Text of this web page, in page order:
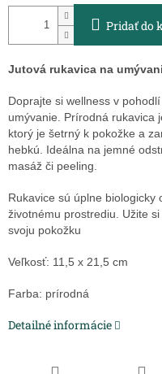
Pridať do
Jutová rukavica na
Doprajte si wellness v
umývanie. Prírodná rukavica
ktorý je šetrný k pokožke a
hebkú. Ideálna na jemné
masáž či peeling.
Rukavice sú úplne
životnému prostrediu. Užite
svoju pokožku
Veľkosť: 11,5 x 21,5 cm
Farba: prírodná
Detailné informácie